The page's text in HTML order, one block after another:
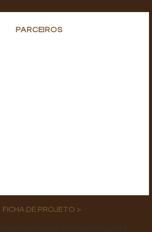
PARCEIROS
FICHA DE PROJETO >
reservados à Porbatata 2017